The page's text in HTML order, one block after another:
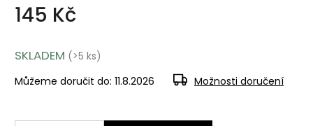
145 Kč
SKLADEM (>5 ks)
Můžeme doručit do: 11.8.2026 Možnosti doručení